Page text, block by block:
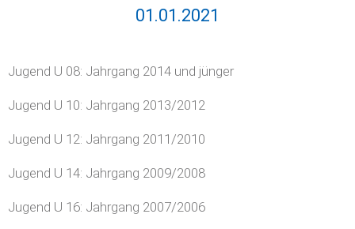
01.01.2021
Jugend U 08: Jahrgang 2014 und jünger
Jugend U 10: Jahrgang 2013/2012
Jugend U 12: Jahrgang 2011/2010
Jugend U 14: Jahrgang 2009/2008
Jugend U 16: Jahrgang 2007/2006